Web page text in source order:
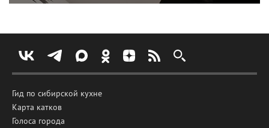
Гид по сибирской кухне
Карта катков
Голоса города